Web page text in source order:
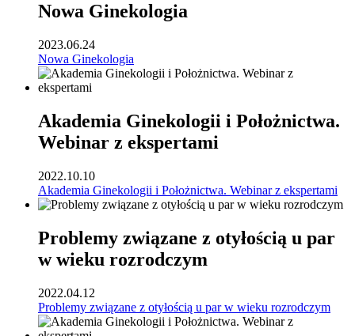
Nowa Ginekologia
2023.06.24
Nowa Ginekologia
Akademia Ginekologii i Położnictwa.
Webinar z ekspertami
2022.10.10
Akademia Ginekologii i Położnictwa. Webinar z ekspertami
Problemy związane z otyłością u par
w wieku rozrodczym
2022.04.12
Problemy związane z otyłością u par w wieku rozrodczym